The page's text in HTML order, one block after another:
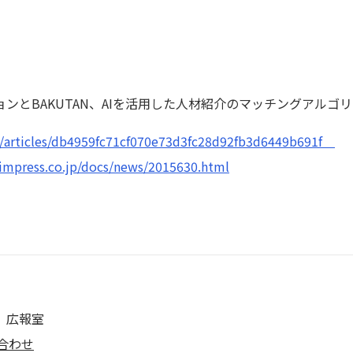
とBAKUTAN、AIを活用した人材紹介のマッチングアルゴ
db4959fc71cf070e73d3fc28d92fb3d6449b691f
docs/news/2015630.html
広報室
わせ